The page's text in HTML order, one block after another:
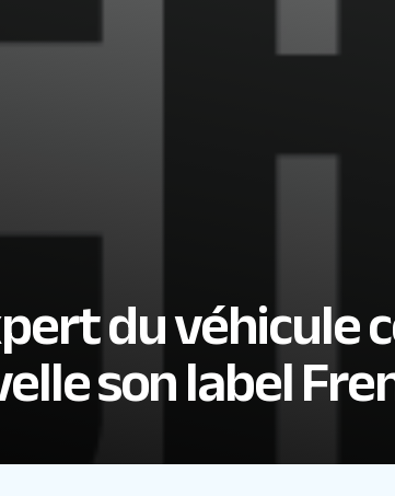
du
son label